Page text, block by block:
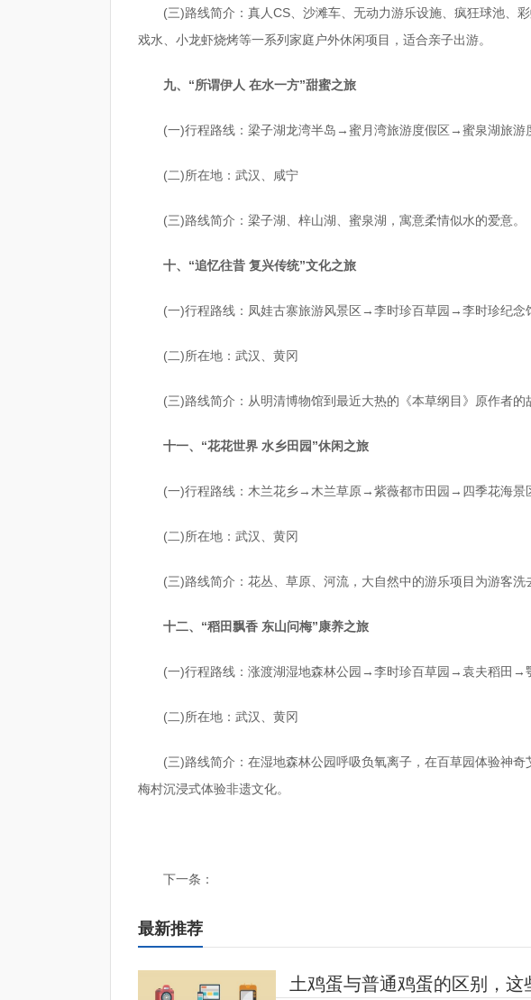
(三)路线简介：真人CS、沙滩车、无动力游乐设施、疯狂球池、
戏水、小龙虾烧烤等一系列家庭户外休闲项目，适合亲子出游。
九、“所谓伊人 在水一方”甜蜜之旅
(一)行程路线：梁子湖龙湾半岛→蜜月湾旅游度假区→蜜泉湖旅游
(二)所在地：武汉、咸宁
(三)路线简介：梁子湖、梓山湖、蜜泉湖，寓意柔情似水的爱意。
十、“追忆往昔 复兴传统”文化之旅
(一)行程路线：凤娃古寨旅游风景区→李时珍百草园→李时珍纪念
(二)所在地：武汉、黄冈
(三)路线简介：从明清博物馆到最近大热的《本草纲目》原作者的
十一、“花花世界 水乡田园”休闲之旅
(一)行程路线：木兰花乡→木兰草原→紫薇都市田园→四季花海景
(二)所在地：武汉、黄冈
(三)路线简介：花丛、草原、河流，大自然中的游乐项目为游客洗
十二、“稻田飘香 东山问梅”康养之旅
(一)行程路线：涨渡湖湿地森林公园→李时珍百草园→袁夫稻田→
(二)所在地：武汉、黄冈
(三)路线简介：在湿地森林公园呼吸负氧离子，在百草园体验神
梅村沉浸式体验非遗文化。
下一条：
最新推荐
土鸡蛋与普通鸡蛋的区别，这